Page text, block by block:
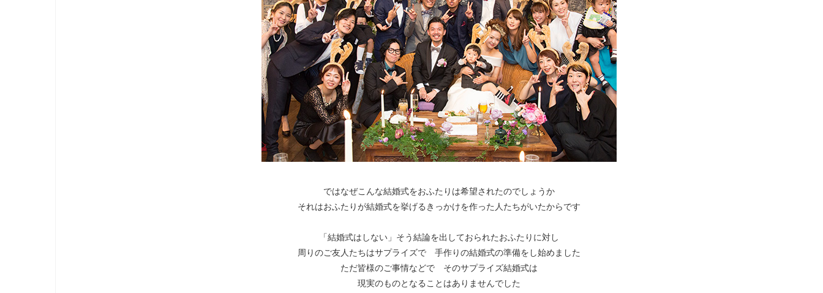
ではなぜこんな結婚式をおふたりは希望されたのでしょうか
それはおふたりが結婚式を挙げる きっかけを作った人たちがいたからです
「結婚式はしない」そう結論を出しておられたおふたりに対し
周りのご友人たちはサプライズで 手作りの結婚式の準備をし始めました
ただ皆様のご事情などで そのサプライズ結婚式は
現実のものとなることはありませんでした